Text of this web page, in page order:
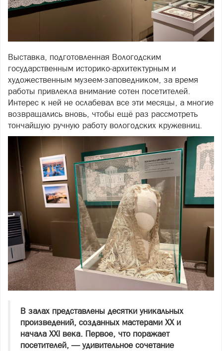
Выставка, подготовленная Вологодским
государственным историко-архитектурным и
художественным музеем-заповедником, за время
работы привлекла внимание сотен посетителей.
Интерес к ней не ослабевал все эти месяцы, а многие
возвращались вновь, чтобы ещё раз рассмотреть
тончайшую ручную работу вологодских кружевниц.
В залах представлены десятки уникальных
произведений, созданных мастерами XX и
начала XXI века. Первое, что поражает
посетителей, — удивительное сочетание